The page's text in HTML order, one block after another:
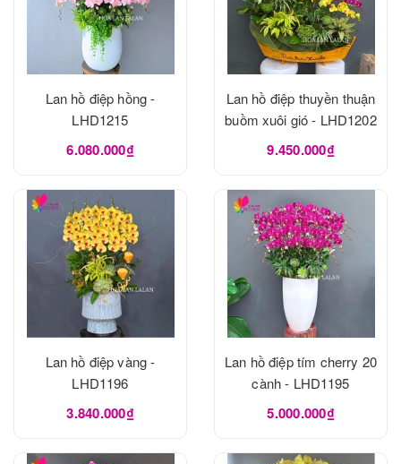
Lan hồ điệp hồng -
LHD1215
6.080.000₫
Lan hồ điệp thuyền thuận
buồm xuôi gió - LHD1202
9.450.000₫
Lan hồ điệp vàng -
LHD1196
3.840.000₫
Lan hồ điệp tím cherry 20
cành - LHD1195
5.000.000₫